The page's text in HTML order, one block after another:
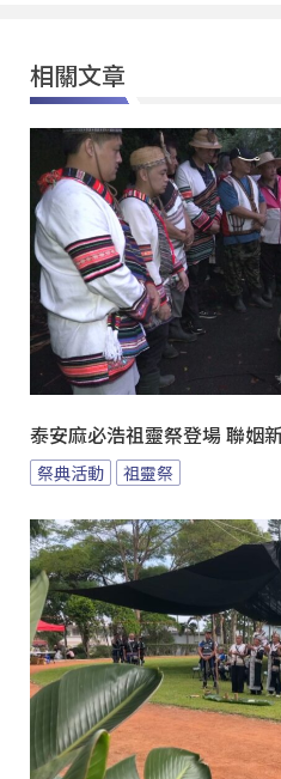
相關文章
泰安麻必浩祖靈祭登場 聯姻
祭典活動 祖靈祭